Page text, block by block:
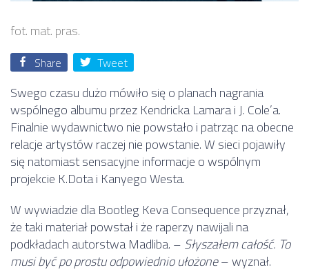
fot. mat. pras.
Share Tweet
Swego czasu dużo mówiło się o planach nagrania
wspólnego albumu przez Kendricka Lamara i J. Cole’a.
Finalnie wydawnictwo nie powstało i patrząc na obecne
relacje artystów raczej nie powstanie. W sieci pojawiły
się natomiast sensacyjne informacje o wspólnym
projekcie K.Dota i Kanyego Westa.
W wywiadzie dla Bootleg Keva Consequence przyznał,
że taki materiał powstał i że raperzy nawijali na
podkładach autorstwa Madliba. –Słyszałem całość. To
musi być po prostu odpowiednio ułożone– wyznał.